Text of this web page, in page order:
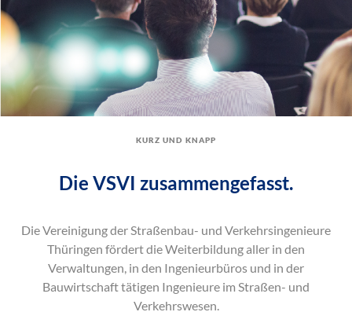
kurz und knapp
Die VSVI zusammengefasst.
Die Vereinigung der Straßenbau- und Verkehrsingenieure
Thüringen fördert die Weiterbildung aller in den
Verwaltungen, in den Ingenieurbüros und in der
Bauwirtschaft tätigen Ingenieure im Straßen- und
Verkehrswesen.